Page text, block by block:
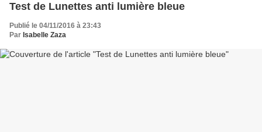
Test de Lunettes anti lumière bleue
Publié le 04/11/2016 à 23:43
Par Isabelle Zaza